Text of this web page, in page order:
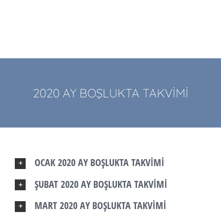
2020 AY BOŞLUKTA TAKVİMİ
OCAK 2020 AY BOŞLUKTA TAKVİMİ
ŞUBAT 2020 AY BOŞLUKTA TAKVİMİ
MART 2020 AY BOŞLUKTA TAKVİMİ